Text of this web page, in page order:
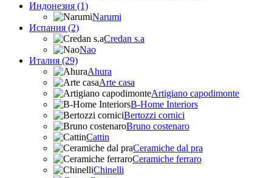
Индонезия (1)
Narumi
Испания (2)
Credan s.a
Nao
Италия (29)
Ahura
Arte casa
Artigiano capodimonte
B-Home Interiors
Bertozzi cornici
Bruno costenaro
Cattin
Ceramiche dal pra
Ceramiche ferraro
Chinelli